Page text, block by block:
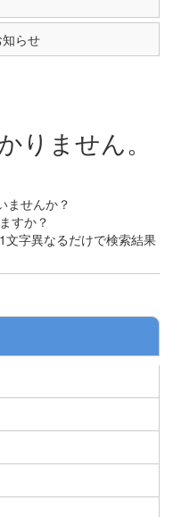
らせ
りません。
ませんか？
すか？
文字異なるだけで検索結果